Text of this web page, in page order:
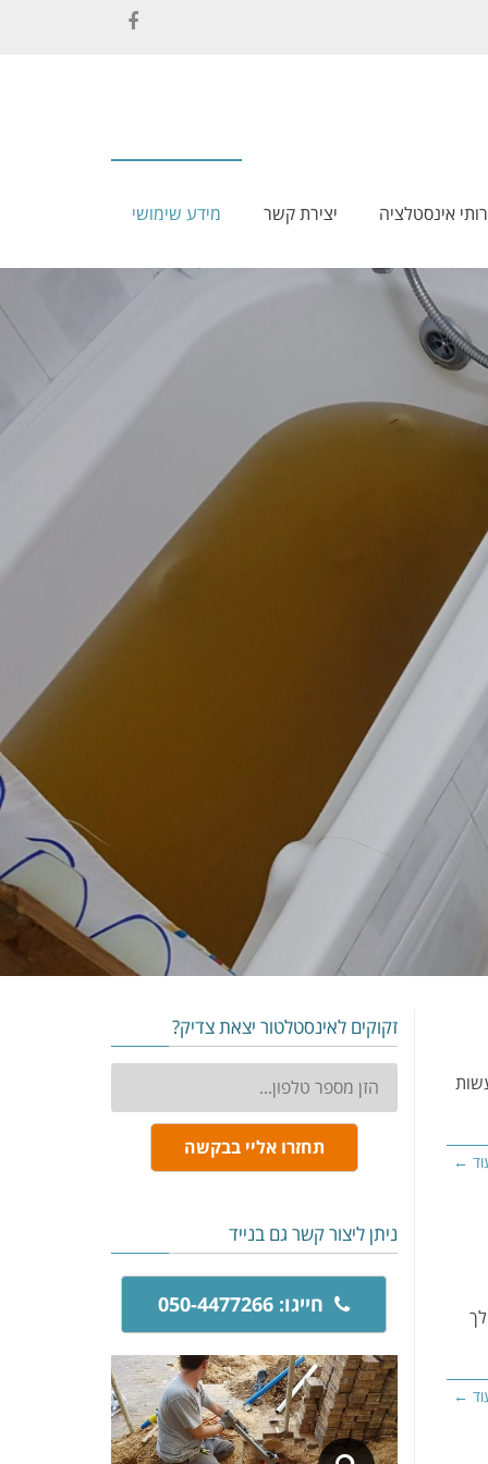
אינסטלציה יצירת קשר מידע שימושי
←
←
זקוקים לאינסטלטור יצאת צדיק?
טלפון:
תחזרו אליי בבקשה
ניתן ליצור קשר גם בנייד
חייגו: 050-4477266